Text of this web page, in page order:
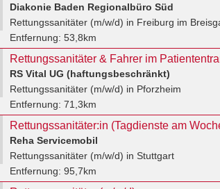
Diakonie Baden Regionalbüro Süd
Rettungssanitäter (m/w/d) in Freiburg im
Entfernung: 53,8km
Rettungssanitäter & Fahrer im
RS Vital UG (haftungsbeschränkt)
Rettungssanitäter (m/w/d) in Pforzheim
Entfernung: 71,3km
Reha Servicemobil
Rettungssanitäter (m/w/d) in Stuttgart
Entfernung: 95,7km